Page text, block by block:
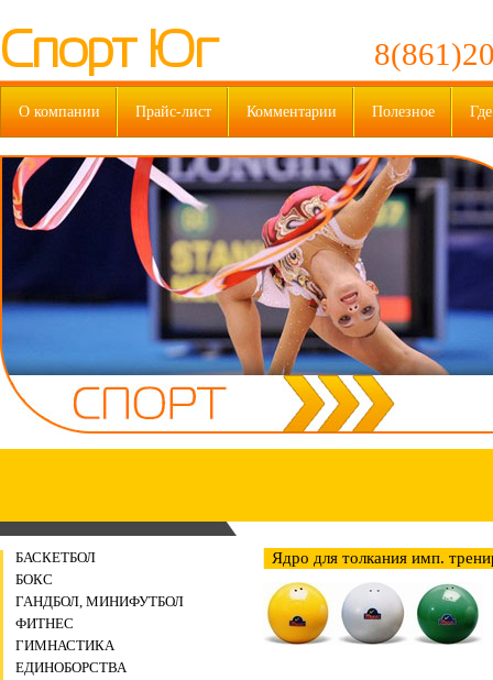
Спорт Юг
О компании Прайс-лист Комментарии Полезное
БАСКЕТБОЛ
БОКС
ГАНДБОЛ, МИНИФУТБОЛ
ФИТНЕС
ГИМНАСТИКА
ЕДИНОБОРСТВА
Ядро для толкания имп.